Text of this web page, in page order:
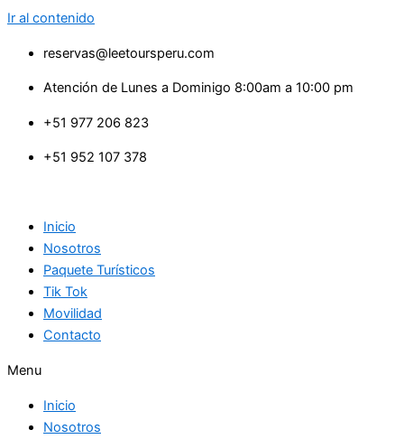
Ir al contenido
reservas@leetoursperu.com
Atención de Lunes a Dominigo 8:00am a 10:00 pm
+51 977 206 823
+51 952 107 378
Inicio
Nosotros
Paquete Turísticos
Tik Tok
Movilidad
Contacto
Menu
Inicio
Nosotros